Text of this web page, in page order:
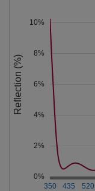
350 435 520
0%
2%
4%
6%
8%
10%
Reflection (%)